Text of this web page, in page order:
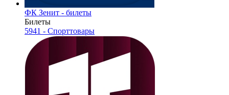
ФК Зенит - билеты
Билеты
5941 - Спорттовары